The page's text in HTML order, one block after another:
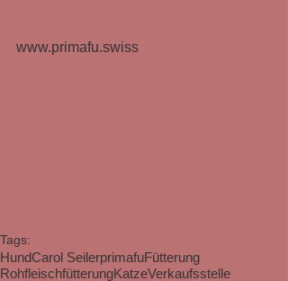
www.primafu.swiss
Tags:
HundCarol SeilerprimafuFütterung
RohfleischfütterungKatzeVerkaufsstelle